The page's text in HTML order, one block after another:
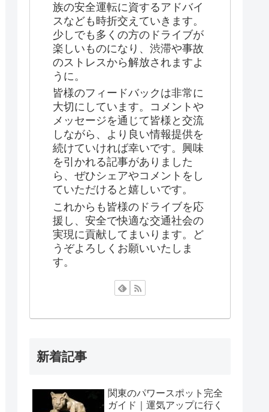
族の安全運転に資するアドバイ
スなども時折交えていきます。
少しでも多くの方のドライブが
楽しいものになり、渋滞や事故
のストレスから解放されますよ
うに。
皆様のフィードバックは非常に
大切にしています。コメントや
メッセージを通じて皆様と交流
しながら、より良い情報提供を
続けていければ幸いです。興味
を引かれる記事がありました
ら、ぜひシェアやコメントをし
ていただけると嬉しいです。
これからも皆様のドライブを応
援し、安全で快適な交通社会の
実現に貢献してまいります。ど
うぞよろしくお願いいたしま
す。
新着記事
関東のパワースポット完全
ガイド｜運気アップに行く